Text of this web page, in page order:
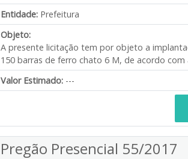
Entidade: Prefeitura
Objeto:
A presente licitação tem por objeto a
150 barras de ferro chato 6 M, de acordo
Valor Estimado: ---
Pregão Presencial 55/2017